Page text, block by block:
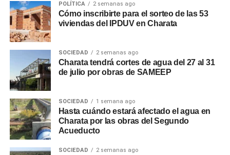
POLÍTICA 2 semanas ago
Cómo inscribirte para el sorteo de las 53
viviendas del IPDUV en Charata
SOCIEDAD 2 semanas ago
Charata tendrá cortes de agua del 27 al 31
de julio por obras de SAMEEP
SOCIEDAD 1 semana ago
Hasta cuándo estará afectado el agua en
Charata por las obras del Segundo
Acueducto
SOCIEDAD 2 semanas ago